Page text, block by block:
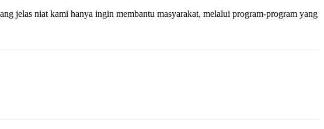
jelas niat kami hanya ingin membantu masyarakat, melalui program-program yang